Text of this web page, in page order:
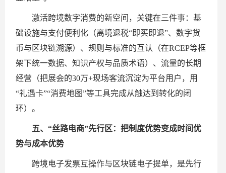
激活跨境数字消费的新空间，关键在三件事：基
础设施与支付便利化（离境退税“即买即退”、数字货
币与区块链溯源）、规则与标准的互认（在RCEP等框
架下统一数据、知识产权与品质术语）、流量的长期
经营（把展会的30万+现场客流沉淀为平台用户，用
“礼遇卡”“消费地图”等工具完成从触达到转化的闭
环）。
五、“丝路电商”先行区：把制度优势变成时间优
势与成本优势
跨境电子发票互操作与区块链电子提单，是先行